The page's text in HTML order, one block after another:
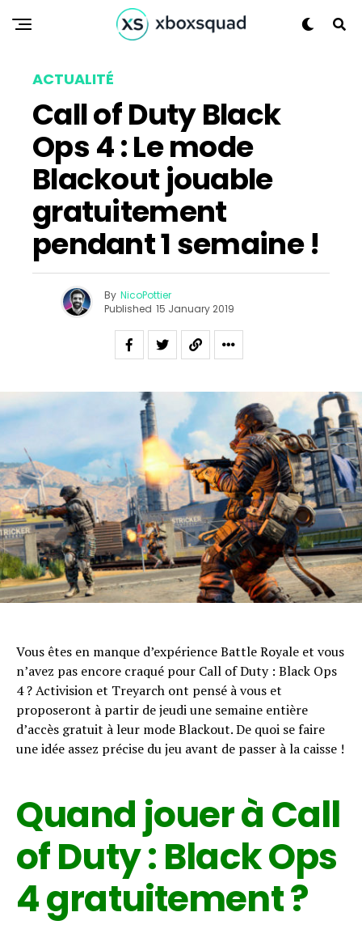
ACTUALITÉ
Call of Duty Black
Ops 4 : Le mode
Blackout jouable
gratuitement
pendant 1 semaine !
By NicoPottier
Published 15 January 2019
Vous êtes en manque d’expérience Battle Royale et vous
n’avez pas encore craqué pour Call of Duty : Black Ops
4 ? Activision et Treyarch ont pensé à vous et
proposeront à partir de jeudi une semaine entière
d’accès gratuit à leur mode Blackout. De quoi se faire
une idée assez précise du jeu avant de passer à la caisse !
Quand jouer à Call
of Duty : Black Ops
4 gratuitement ?
Flipboard
Reddit
Pinterest
Whatsapp